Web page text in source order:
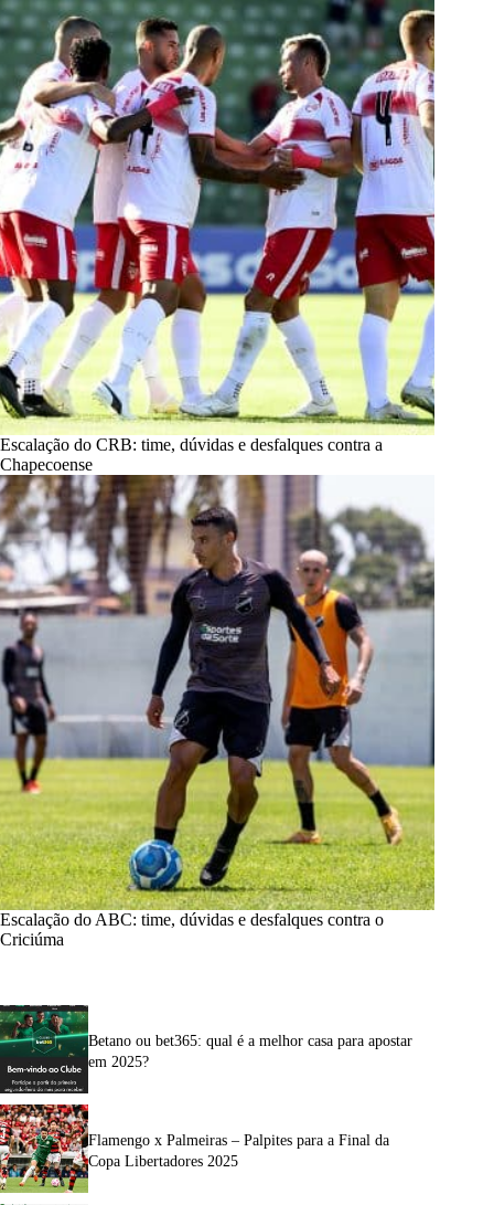
Escalação do CRB: time, dúvidas e desfalques contra a
Chapecoense
Escalação do ABC: time, dúvidas e desfalques contra o
Criciúma
Betano ou bet365: qual é a melhor casa para apostar
em 2025?
Flamengo x Palmeiras – Palpites para a Final da
Copa Libertadores 2025